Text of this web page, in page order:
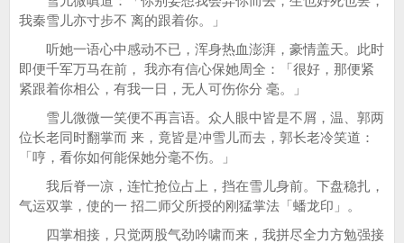
我秦雪儿亦寸步不 离的跟着你。」
听她一语心中感动不已，浑身热血澎湃，豪情盖天。此时
即便千军万马在前， 我亦有信心保她周全：「很好，那便紧
紧跟着你相公，有我一日，无人可伤你分 毫。」
雪儿微微一笑便不再言语。众人眼中皆是不屑，温、郭两
位长老同时翻掌而 来，竟皆是冲雪儿而去，郭长老冷笑道：
「哼，看你如何能保她分毫不伤。」
我后脊一凉，连忙抢位占上，挡在雪儿身前。下盘稳扎，
气运双掌，使的一 招二师父所授的刚猛掌法「蟠龙印」。
四掌相接，只觉两股气劲吟啸而来，我拼尽全力方勉强接